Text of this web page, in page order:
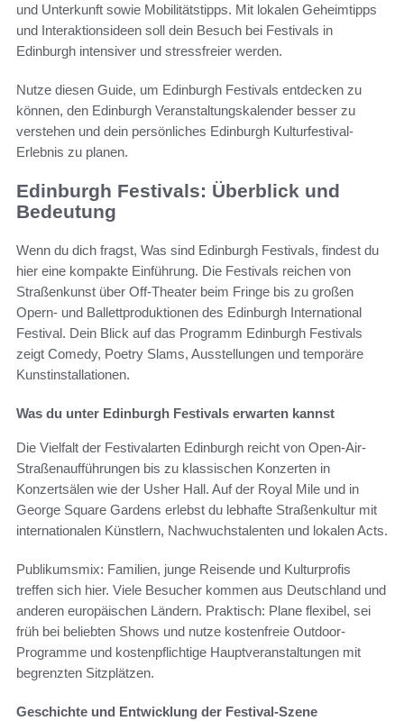
und Unterkunft sowie Mobilitätstipps. Mit lokalen Geheimtipps
und Interaktionsideen soll dein Besuch bei Festivals in
Edinburgh intensiver und stressfreier werden.
Nutze diesen Guide, um Edinburgh Festivals entdecken zu
können, den Edinburgh Veranstaltungskalender besser zu
verstehen und dein persönliches Edinburgh Kulturfestival-
Erlebnis zu planen.
Edinburgh Festivals: Überblick und
Bedeutung
Wenn du dich fragst, Was sind Edinburgh Festivals, findest du
hier eine kompakte Einführung. Die Festivals reichen von
Straßenkunst über Off-Theater beim Fringe bis zu großen
Opern- und Ballettproduktionen des Edinburgh International
Festival. Dein Blick auf das Programm Edinburgh Festivals
zeigt Comedy, Poetry Slams, Ausstellungen und temporäre
Kunstinstallationen.
Was du unter Edinburgh Festivals erwarten kannst
Die Vielfalt der Festivalarten Edinburgh reicht von Open-Air-
Straßenaufführungen bis zu klassischen Konzerten in
Konzertsälen wie der Usher Hall. Auf der Royal Mile und in
George Square Gardens erlebst du lebhafte Straßenkultur mit
internationalen Künstlern, Nachwuchstalenten und lokalen Acts.
Publikumsmix: Familien, junge Reisende und Kulturprofis
treffen sich hier. Viele Besucher kommen aus Deutschland und
anderen europäischen Ländern. Praktisch: Plane flexibel, sei
früh bei beliebten Shows und nutze kostenfreie Outdoor-
Programme und kostenpflichtige Hauptveranstaltungen mit
begrenzten Sitzplätzen.
Geschichte und Entwicklung der Festival-Szene